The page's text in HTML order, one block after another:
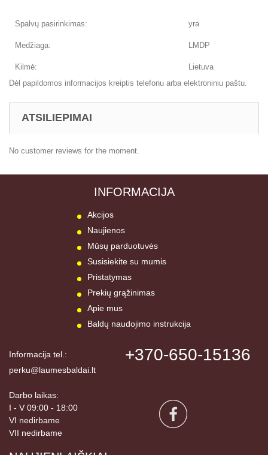
Spalvų pasirinkimas: yra
Medžiaga: LMDP
Kilmė:
Lietuva
Dėl papildomos informacijos kreiptis telefonu arba elektroniniu paštu.
ATSILIEPIMAI
No customer reviews for the moment.
INFORMACIJA
Akcijos
Naujienos
Mūsų parduotuvės
Susisiekite su mumis
Pristatymas
Prekių grąžinimas
Apie mus
Baldų naudojimo instrukcija
Informacija tel.: +370-650-15136
perku@laumesbaldai.lt
Darbo laikas:
I - V 09:00 - 18:00
VI nedirbame
VII nedirbame